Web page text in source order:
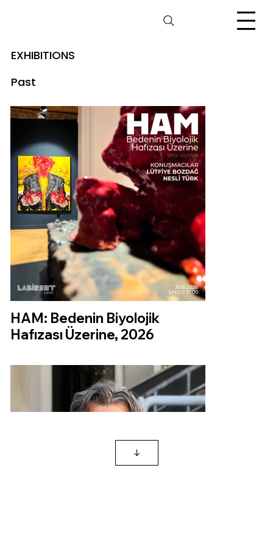
EXHIBITIONS
Past
HAM: Bedenin Biyolojik
Hafızası Üzerine, 2026
↓